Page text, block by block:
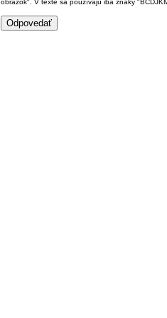
obrázok". V texte sa používajú iba znaky